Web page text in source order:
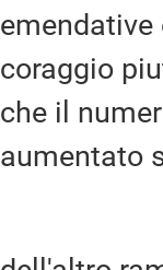
coraggio
che il
aumentato